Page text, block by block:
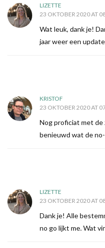
LIZETTE
23 OKTOBER 2020 AT
Wat leuk, dank je!
jaar weer een
KRISTOF
23 OKTOBER 2020 AT
Nog proficiat met de
benieuwd wat de
LIZETTE
23 OKTOBER 2020 AT
Dank je! Alle
no go lijkt me. Wat